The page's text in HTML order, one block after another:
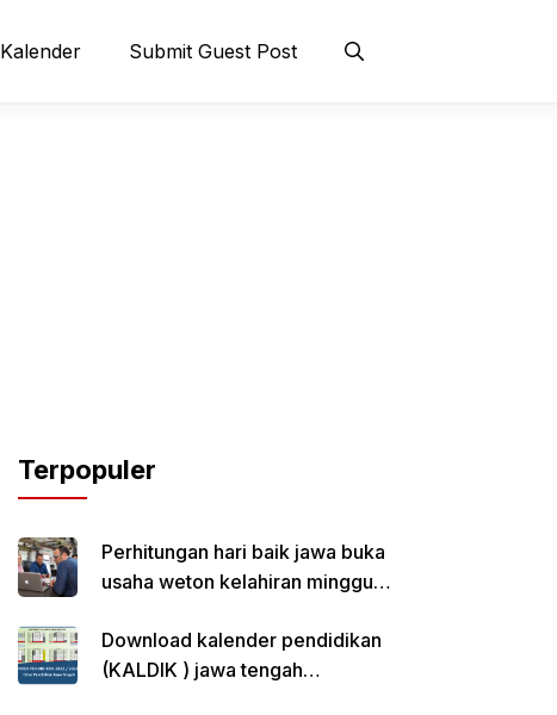
Kalender Submit Guest Post
Terpopuler
Perhitungan hari baik jawa buka
usaha weton kelahiran minggu
Download kalender pendidikan
(KALDIK ) jawa tengah